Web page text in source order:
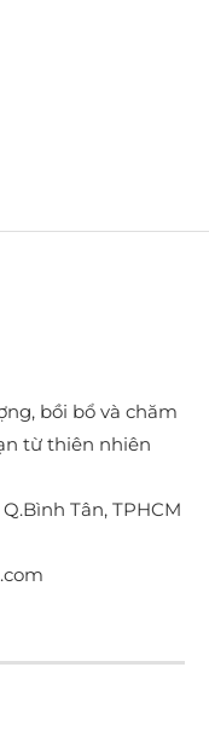
Hạng 1 Loại 50g
bồi bổ và chăm
từ thiên nhiên
Tân, TPHCM